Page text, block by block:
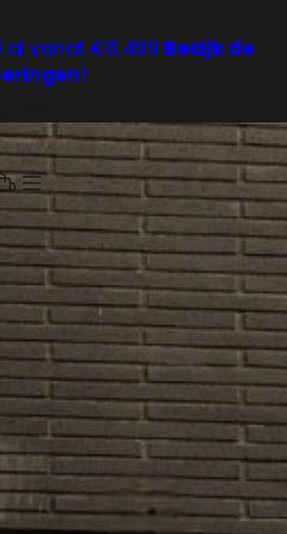
al vanaf €8.499 Bekijk de
0